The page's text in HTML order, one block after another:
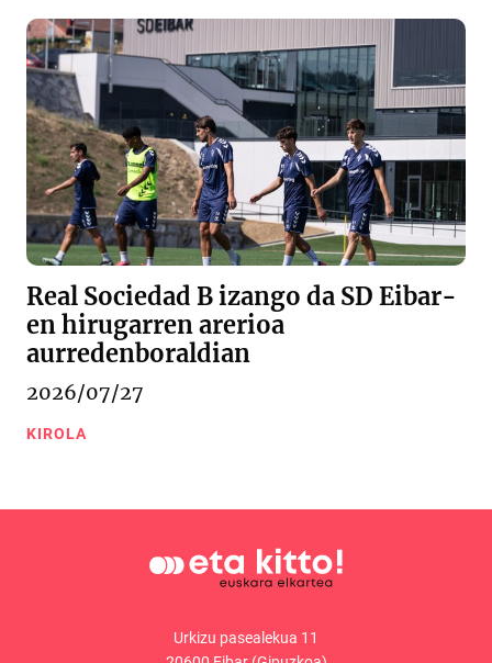
Real Sociedad B izango da SD Eibar-
en hirugarren arerioa
aurredenboraldian
2026/07/27
KIROLA
Urkizu pasealekua 11